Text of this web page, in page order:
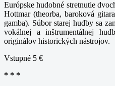
Európske hudobné stretnutie
Hottmar (theorba, baroková
gamba). Súbor starej hudby sa
vokálnej a inštrumentálnej
originálov historických nástrojov.
Vstupné 5 €
* * *